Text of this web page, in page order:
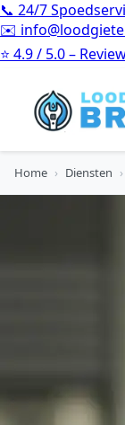
📞 24/7
✉️
⭐ 4.9 / 5.0 –
Home › Diensten ›